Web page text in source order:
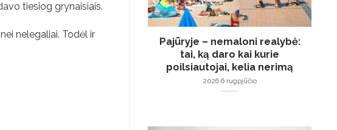
tiesiog grynaisiais.
nelegaliai. Todėl ir
Pajūryje – nemaloni realybė:
tai, ką daro kai kurie
poilsiautojai, kelia nerimą
2026 6 rugpjūčio